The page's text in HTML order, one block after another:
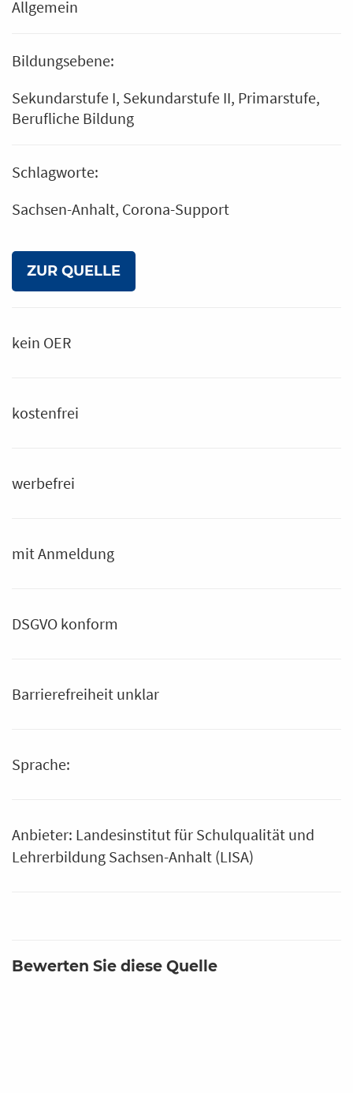
Allgemein
Bildungsebene:
Sekundarstufe I Sekundarstufe II Primarstufe
Berufliche Bildung
Schlagworte:
Sachsen-Anhalt Corona-Support
ZUR QUELLE
kein OER
kostenfrei
werbefrei
mit Anmeldung
DSGVO konform
Barrierefreiheit unklar
Sprache:
Anbieter: Landesinstitut für Schulqualität und
Lehrerbildung Sachsen-Anhalt (LISA)
Bewerten Sie diese Quelle